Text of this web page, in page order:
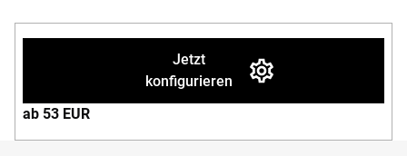
Jetzt
konfigurieren
ab 53 EUR